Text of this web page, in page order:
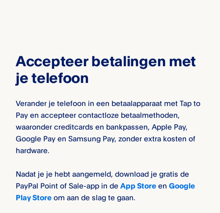
Accepteer betalingen met
je telefoon
Verander je telefoon in een betaalapparaat met Tap to
Pay en accepteer contactloze betaalmethoden,
waaronder creditcards en bankpassen, Apple Pay,
Google Pay en Samsung Pay, zonder extra kosten of
hardware.
Nadat je je hebt aangemeld, download je gratis de
PayPal Point of Sale-app in de App Store en Google
Play Store om aan de slag te gaan.